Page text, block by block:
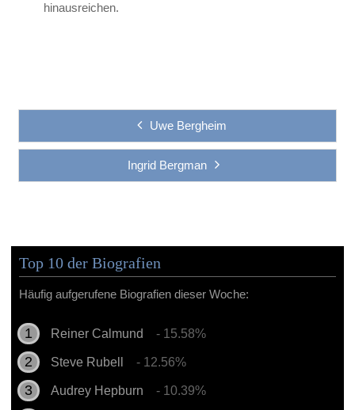
hinausreichen.
Uwe Bergheim
Ingrid Bergman
Top 10 der Biografien
Häufig aufgerufene Biografien dieser Woche:
Reiner Calmund - 15.58%
Steve Rubell - 12.56%
Audrey Hepburn - 10.39%